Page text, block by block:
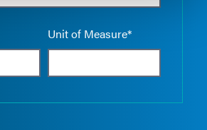
Unit of Measure*